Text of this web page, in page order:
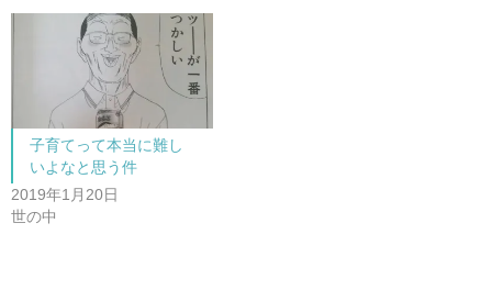
ウ い
(
新
し
い
ウ
ィ
ン
ド
ウ
で
開
き
す
子育てって本当に難し
いよなと思う件
2019年1月20日
世の中